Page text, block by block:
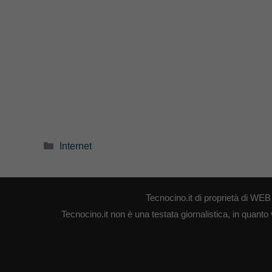
Categorie
Internet
Tecnocino.it di proprietà di
Tecnocino.it non è una testata giornalistica, in